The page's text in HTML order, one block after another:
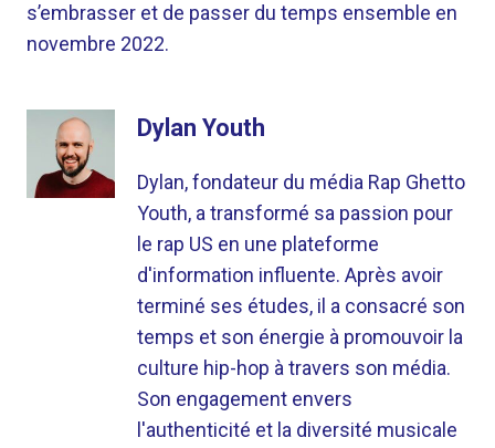
s’embrasser et de passer du temps ensemble en
novembre 2022.
Dylan Youth
Dylan, fondateur du média Rap Ghetto
Youth, a transformé sa passion pour
le rap US en une plateforme
d'information influente. Après avoir
terminé ses études, il a consacré son
temps et son énergie à promouvoir la
culture hip-hop à travers son média.
Son engagement envers
l'authenticité et la diversité musicale